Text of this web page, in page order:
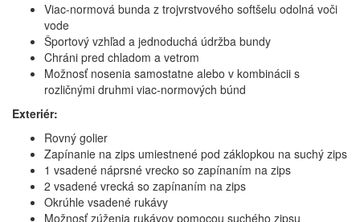
Viac-normová bunda z trojvrstvového softšelu odolná voči
vode
Športový vzhľad a jednoduchá údržba bundy
Chráni pred chladom a vetrom
Možnosť nosenia samostatne alebo v kombinácii s
rozličnými druhmi viac-normových búnd
Exteriér:
Rovný golier
Zapínanie na zips umiestnené pod záklopkou na suchý zips
1 vsadené náprsné vrecko so zapínaním na zips
2 vsadené vrecká so zapínaním na zips
Okrúhle vsadené rukávy
Možnosť zúženia rukávov pomocou suchého zipsu